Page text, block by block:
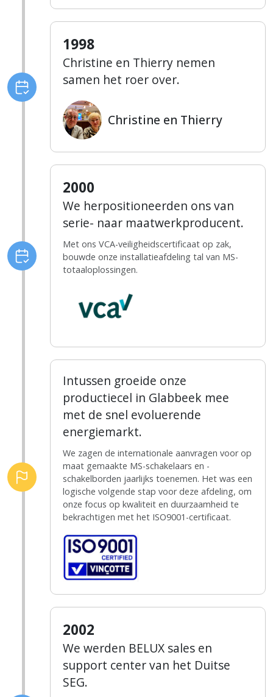
1998
Christine en Thierry nemen
samen het roer over.
Christine en Thierry
2000
We herpositioneerden ons van
serie- naar maatwerkproducent.
Met ons VCA-veiligheidscertificaat op zak,
bouwde onze installatieafdeling tal van MS-
totaaloplossingen.
Intussen groeide onze
productiecel in Glabbeek mee
met de snel evoluerende
energiemarkt.
We zagen de internationale aanvragen voor op
maat gemaakte MS-schakelaars en -
schakelborden jaarlijks toenemen. Het was een
logische volgende stap voor deze afdeling, om
onze focus op kwaliteit en duurzaamheid te
bekrachtigen met het ISO9001-certificaat.
2002
We werden BELUX sales en
support center van het Duitse
SEG.